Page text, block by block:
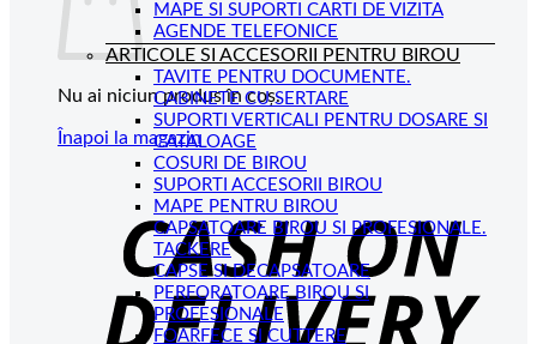
Nu ai niciun produs în coș.
Înapoi la magazin
MAPE SI SUPORTI CARTI DE VIZITA
AGENDE TELEFONICE
ARTICOLE SI ACCESORII PENTRU BIROU
TAVITE PENTRU DOCUMENTE.
CABINETE CU SERTARE
SUPORTI VERTICALI PENTRU DOSARE SI
CATALOAGE
COSURI DE BIROU
SUPORTI ACCESORII BIROU
MAPE PENTRU BIROU
CAPSATOARE BIROU SI PROFESIONALE.
TACKERE
CAPSE SI DECAPSATOARE
PERFORATOARE BIROU SI
PROFESIONALE
FOARFECE SI CUTTERE